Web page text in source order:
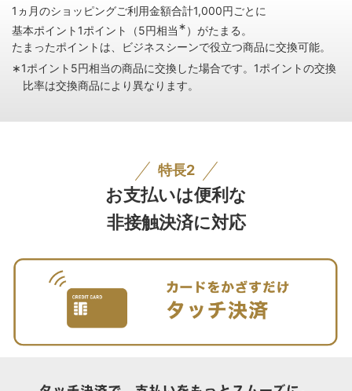
1ヵ月のショッピングご利用金額合計1,000円ごとに
基本ポイント1ポイント（5円相当 ∗ ）がたまる。
たまったポイントは、ビジネスシーンで役立つ商品に交換可能。
∗1ポイント5円相当の商品に交換した場合です。1ポイントの交換
比率は交換商品により異なります。
特長2
お支払いは便利な
非接触決済に対応